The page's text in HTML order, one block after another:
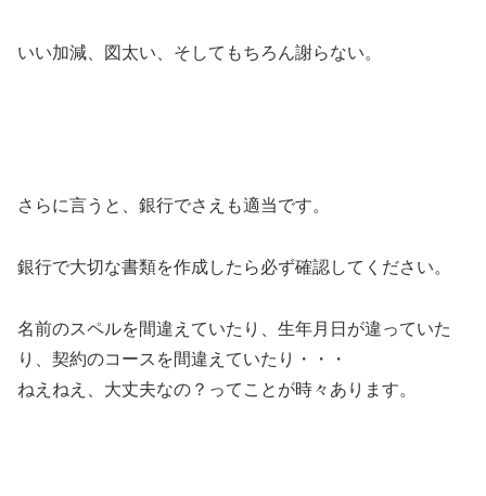
いい加減、図太い、そしてもちろん謝らない。
さらに言うと、銀行でさえも適当です。
銀行で大切な書類を作成したら必ず確認してください。
名前のスペルを間違えていたり、生年月日が違っていた
り、契約のコースを間違えていたり
・・・
ねえねえ、大丈夫なの？ってことが時々あります。